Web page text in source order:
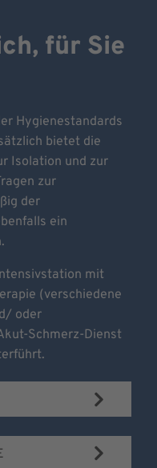
für Sie
Hygienestandards
bietet die
Isolation und zur
zur
der
ein
mit
(verschiedene
oder
Schmerz-Dienst